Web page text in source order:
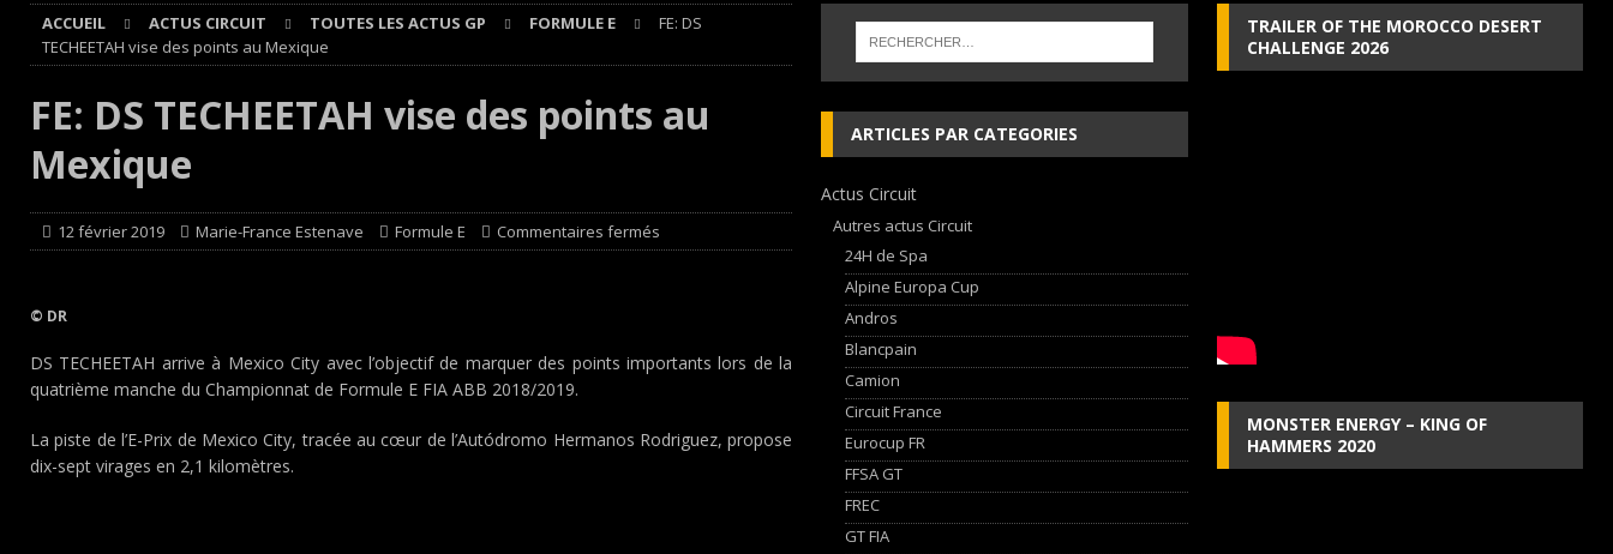
Cours
EDITO CIRCUIT
[ 4 août 2026 ]
Autocross et SprinCar : Aydie conclut un week-end d’exception !
[ 3 août 2026 ]
Buggyra Organization and WINBO-DONGJIAN Automotive Technology sign strategic partnership
ACCUEIL ACTUS CIRCUIT TOUTES LES ACTUS GP FORMULE E
FE: DS
TECHEETAH vise des points au Mexique
FE: DS TECHEETAH vise des points au
Mexique
12 février 2019 Marie-France Estenave Formule E Commentaires fermés
© DR
DS TECHEETAH arrive à Mexico City avec l’objectif de marquer des points importants lors de la
quatrième manche du Championnat de Formule E FIA ABB 2018/2019.
La piste de l’E-Prix de Mexico City, tracée au cœur de l’Autódromo Hermanos Rodriguez, propose
dix-sept virages en 2,1 kilomètres.
ARTICLES PAR CATEGORIES
Actus Circuit
Autres actus Circuit
24H de Spa
Alpine Europa Cup
Andros
Blancpain
Camion
Circuit France
Eurocup FR
FFSA GT
FREC
GT FIA
TRAILER OF THE MOROCCO DESERT
CHALLENGE 2026
MONSTER ENERGY – KING OF
HAMMERS 2020